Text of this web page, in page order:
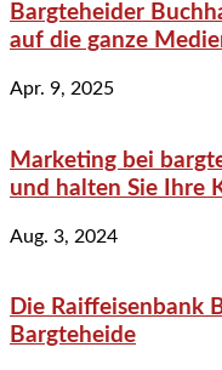
Bargteheider
auf die ganze
Apr. 9, 2025
Marketing bei
und halten Sie Ihre
Aug. 3, 2024
Die Raiffeisenbank
Bargteheide